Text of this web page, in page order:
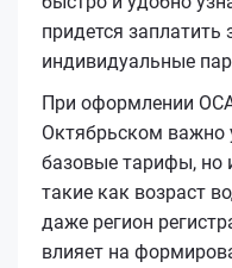
придется заплатить
индивидуальные
При оформлении
Октябрьском важно
базовые тарифы, но
такие как возраст
даже регион
влияет на